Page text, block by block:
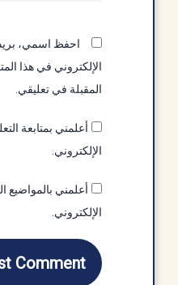
احفظ اسمي،
الإلكتروني في هذا
المقبلة في تعليقي.
أعلمني بمتابعة
الإلكتروني.
أعلمني بالمواضيع
الإلكتروني.